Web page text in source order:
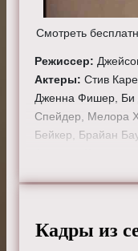
Смотреть
Режиссер:
Актеры: Стив
Дженна Фишер, Би
Спейдер, Мелора
Бейкер, Брайан
Смотрите онлайн
Кадры из